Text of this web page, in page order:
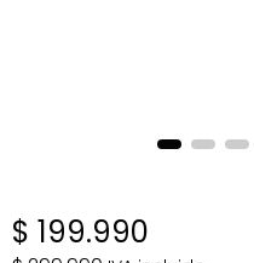
$ 199.990